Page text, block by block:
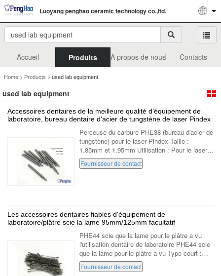
Luoyang penghao ceramic technology co.,ltd.
Accueil Produits A propos de nous Contacts
Home > Products > used lab equipment
used lab equipment
Accessoires dentaires de la meilleure qualité d'équipement de
laboratoire, bureau dentaire d'acier de tungstène de laser Pindex
Perceuse du carbure PHE38 (bureau d'acier de
tungstène) pour le laser Pindex Taille :
1.85mm et 1.95mm Utilisation : Pour le laser
Pindex. Emballage : 10pcs dans une boîte Au
sujet de nous Nous sommes une soci...
Fournisseur de contact
Les accessoires dentaires fiables d'équipement de
laboratoire/plâtre scie la lame 95mm/125mm facultatif
PHE44 scie que la lame pour le plâtre a vu
l'utilisation dentaire de laboratoire PHE44 scie
que la lame pour le plâtre a vu Type court :
95mm Long type : 125mm Emballage : 100pcs
par sac. Pourquoi choisissez...
Fournisseur de contact